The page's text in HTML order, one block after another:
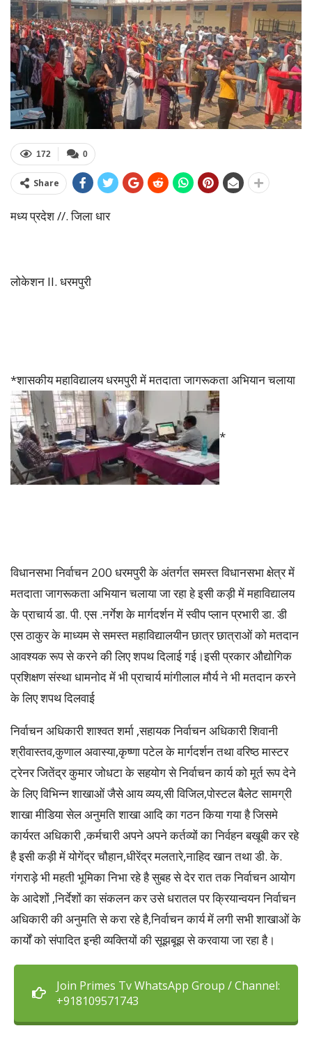
0
172
Share
मध्य प्रदेश //. जिला धार
लोकेशन ll. धरमपुरी
*शासकीय महाविद्यालय धरमपुरी में मतदाता जागरूकता अभियान चलाया
*
विधानसभा निर्वाचन 200 धरमपुरी के अंतर्गत समस्त विधानसभा क्षेत्र में
मतदाता जागरूकता अभियान चलाया जा रहा हे इसी कड़ी में महाविद्यालय
के प्राचार्य डा. पी. एस .नर्गेश के मार्गदर्शन में स्वीप प्लान प्रभारी डा. डी
एस ठाकुर के माध्यम से समस्त महाविद्यालयीन छात्र छात्राओं को मतदान
आवश्यक रूप से करने की लिए शपथ दिलाई गई।इसी प्रकार औद्योगिक
प्रशिक्षण संस्था धामनोद में भी प्राचार्य मांगीलाल मौर्य ने भी मतदान करने
के लिए शपथ दिलवाई
निर्वाचन अधिकारी शाश्वत शर्मा ,सहायक निर्वाचन अधिकारी शिवानी
श्रीवास्तव,कुणाल अवास्या,कृष्णा पटेल के मार्गदर्शन तथा वरिष्ठ मास्टर
ट्रेनर जितेंद्र कुमार जोधटा के सहयोग से निर्वाचन कार्य को मूर्त रूप देने
के लिए विभिन्न शाखाओं जैसे आय व्यय,सी विजिल,पोस्टल बैलेट सामग्री
शाखा मीडिया सेल अनुमति शाखा आदि का गठन किया गया है जिसमे
कार्यरत अधिकारी ,कर्मचारी अपने अपने कर्तव्यों का निर्वहन बखूबी कर रहे
है इसी कड़ी में योगेंद्र चौहान,धीरेंद्र मलतारे,नाहिद खान तथा डी. के.
गंगराड़े भी महती भूमिका निभा रहे है सुबह से देर रात तक निर्वाचन आयोग
के आदेशों ,निर्देशों का संकलन कर उसे धरातल पर क्रियान्वयन निर्वाचन
अधिकारी की अनुमति से करा रहे है,निर्वाचन कार्य में लगी सभी शाखाओं के
कार्यों को संपादित इन्ही व्यक्तियों की सूझबूझ से करवाया जा रहा है।
Join Primes Tv WhatsApp Group / Channel:
+918109571743